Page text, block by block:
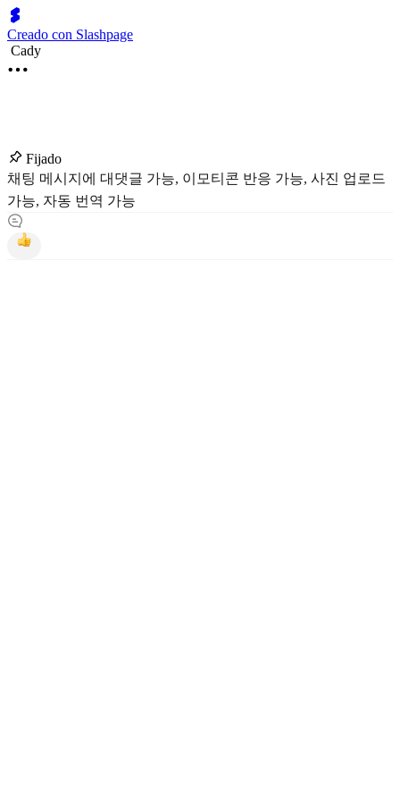
Creado con Slashpage
Cady
Fijado
채팅 메시지에 대댓글 가능, 이모티콘 반응 가능, 사진 업로드
가능, 자동 번역 가능